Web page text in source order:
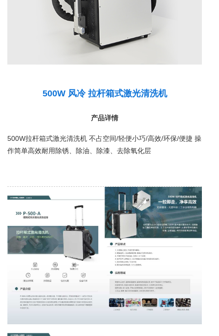
500W 风冷 拉杆箱式激光清洗机
产品详情
500W拉杆箱式激光清洗机 不占空间/轻便小巧/高效/环保/便捷 操
作简单高效耐用除锈、除油、除漆、去除氧化层